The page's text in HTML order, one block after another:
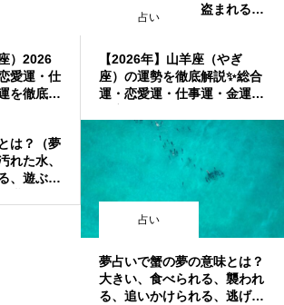
替える、無くす、盗まれる、
もらう、買う、探す、捨て
）2026
愛運・仕
を徹底解
ムとアド
占い
【2026年】山羊座（やぎ
座）の運勢を徹底解説✨総合
運・恋愛運・仕事運・金運・
は？（夢
れた水、
、遊ぶ、
占い
夢占いで蟹の夢の意味とは？
大きい、食べられる、襲われ
る、追いかけられる、逃げ